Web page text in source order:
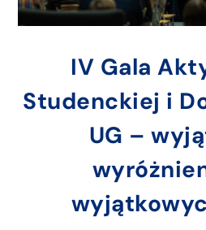
IV Gala
Studenckiej i
UG –